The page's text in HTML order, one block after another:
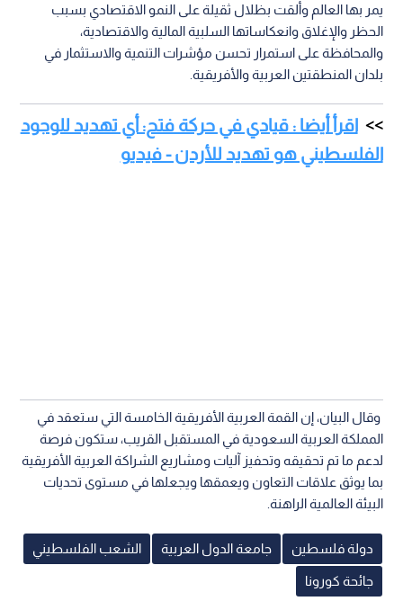
يمر بها العالم وألقت بظلال ثقيلة على النمو الاقتصادي بسبب
الحظر والإغلاق وانعكاساتها السلبية المالية والاقتصادية،
والمحافظة على استمرار تحسن مؤشرات التنمية والاستثمار في
بلدان المنطقتين العربية والأفريقية.
اقرأ أيضا : قيادي في حركة فتح: أي تهديد للوجود
الفلسطيني هو تهديد للأردن - فيديو
وقال البيان، إن القمة العربية الأفريقية الخامسة التي ستعقد في
المملكة العربية السعودية في المستقبل القريب، ستكون فرصة
لدعم ما تم تحقيقه وتحفيز آليات ومشاريع الشراكة العربية الأفريقية
بما يوثق علاقات التعاون ويعمقها ويجعلها في مستوى تحديات
البيئة العالمية الراهنة.
دولة فلسطين جامعة الدول العربية الشعب الفلسطيني
جائحة كورونا